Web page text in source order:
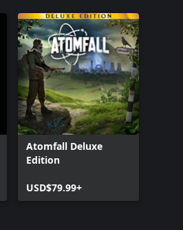
Atomfall Deluxe
Edition
USD$79.99+